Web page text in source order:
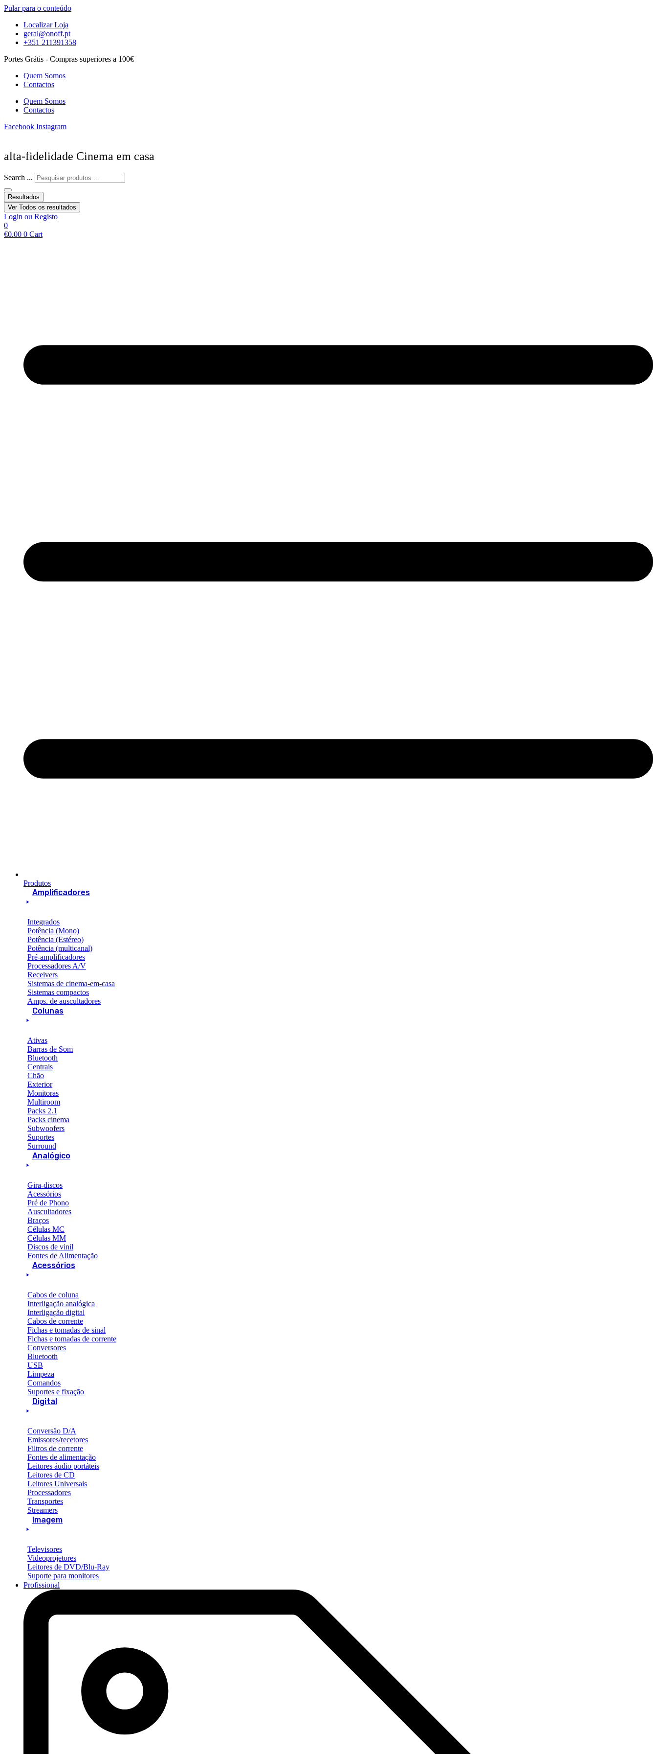
Pular para o conteúdo
Localizar Loja
geral@onoff.pt
+351 211391358
Portes Grátis - Compras superiores a 100€
Quem Somos
Contactos
Quem Somos
Contactos
Facebook Instagram
alta-fidelidade Cinema em casa
Search ...
Resultados
Ver Todos os resultados
Login ou Registo
0
€0.00 0 Cart
Produtos
Amplificadores
Integrados
Potência (Mono)
Potência (Estéreo)
Potência (multicanal)
Pré-amplificadores
Processadores A/V
Receivers
Sistemas de cinema-em-casa
Sistemas compactos
Amps. de auscultadores
Colunas
Ativas
Barras de Som
Bluetooth
Centrais
Chão
Exterior
Monitoras
Multiroom
Packs 2.1
Packs cinema
Subwoofers
Suportes
Surround
Analógico
Gira-discos
Acessórios
Pré de Phono
Auscultadores
Braços
Células MC
Células MM
Discos de vinil
Fontes de Alimentação
Acessórios
Cabos de coluna
Interligação analógica
Interligação digital
Cabos de corrente
Fichas e tomadas de sinal
Fichas e tomadas de corrente
Conversores
Bluetooth
USB
Limpeza
Comandos
Suportes e fixação
Digital
Conversão D/A
Emissores/recetores
Filtros de corrente
Fontes de alimentação
Leitores áudio portáteis
Leitores de CD
Leitores Universais
Processadores
Transportes
Streamers
Imagem
Televisores
Videoprojetores
Leitores de DVD/Blu-Ray
Suporte para monitores
Profissional